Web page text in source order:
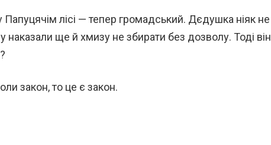
Папуцячім лісі — тепер громадський. Дєдушка ніяк не
наказали ще й хмизу не збирати без дозволу. Тоді він
закон, то це є закон.